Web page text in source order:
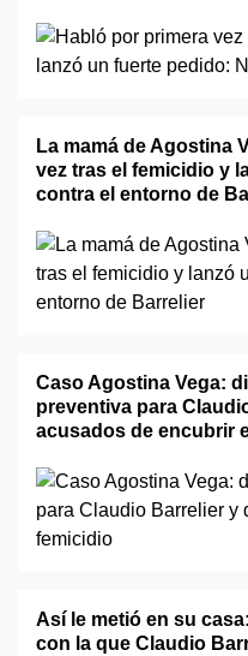
La mamá de Agostina
vez tras el femicidio y
contra el entorno de
Caso Agostina Vega:
preventiva para
acusados de encubrir
Así le metió en su
con la que Claudio